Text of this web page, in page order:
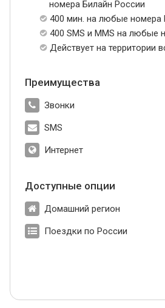
номера Билайн России
400 мин. на любые номера
400 SMS и MMS на любые
Действует на территории
Преимущества
Звонки
SMS
Интернет
Доступные опции
Домашний регион
Поездки по России